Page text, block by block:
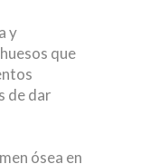
y
que
de dar
ósea en